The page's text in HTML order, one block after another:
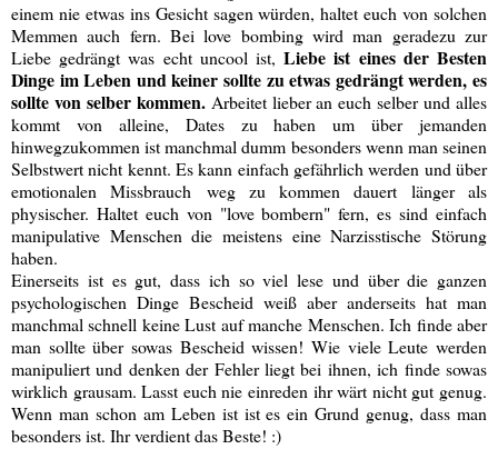
einem nie etwas ins Gesicht sagen würden, haltet euch von solchen
Memmen auch fern. Bei love bombing wird man geradezu zur
Liebe gedrängt was echt uncool ist,Liebe ist eines der Besten
Dinge im Leben und keiner sollte zu etwas gedrängt werden, es
sollte von selber kommen. Arbeitet lieber an euch selber und alles
kommt von alleine, Dates zu haben um über jemanden
hinwegzukommen ist manchmal dumm besonders wenn man seinen
Selbstwert nicht kennt. Es kann einfach gefährlich werden und über
emotionalen Missbrauch weg zu kommen dauert länger als
physischer. Haltet euch von "love bombern" fern, es sind einfach
manipulative Menschen die meistens eine Narzisstische Störung
haben.
Einerseits ist es gut, dass ich so viel lese und über die ganzen
psychologischen Dinge Bescheid weiß aber anderseits hat man
manchmal schnell keine Lust auf manche Menschen. Ich finde aber
man sollte über sowas Bescheid wissen! Wie viele Leute werden
manipuliert und denken der Fehler liegt bei ihnen, ich finde sowas
wirklich grausam. Lasst euch nie einreden ihr wärt nicht gut genug.
Wenn man schon am Leben ist ist es ein Grund genug, dass man
besonders ist. Ihr verdient das Beste! :)